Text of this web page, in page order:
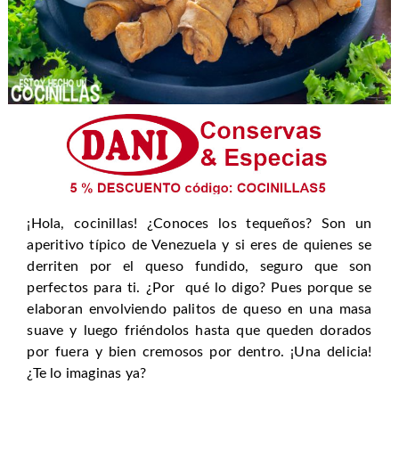
¡Hola, cocinillas! ¿Conoces los tequeños? Son un
aperitivo típico de Venezuela y si eres de quienes se
derriten por el queso fundido, seguro que son
perfectos para ti. ¿Por qué lo digo? Pues porque se
elaboran envolviendo palitos de queso en una masa
suave y luego friéndolos hasta que queden dorados
por fuera y bien cremosos por dentro. ¡Una delicia!
¿Te lo imaginas ya?